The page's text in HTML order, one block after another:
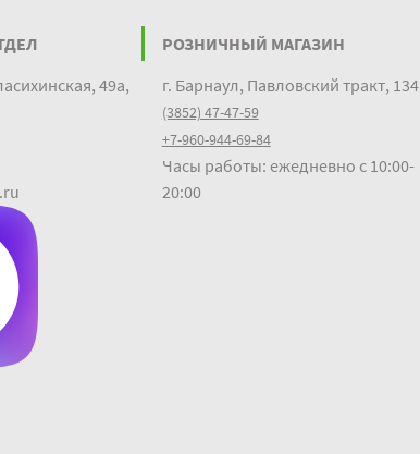
49а,
РОЗНИЧНЫЙ МАГАЗИН
г. Барнаул, Павловский тракт, 134
(3852) 47-47-59
+7-960-944-69-84
Часы работы: ежедневно с 10:00-
20:00